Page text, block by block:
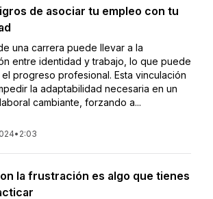
de asociar tu empleo con tu
una carrera puede llevar a la
entre identidad y trabajo, lo que puede
progreso profesional. Esta vinculación
la adaptabilidad necesaria en un
cambiante, forzando a...
• 2:03
la frustración es algo que tienes